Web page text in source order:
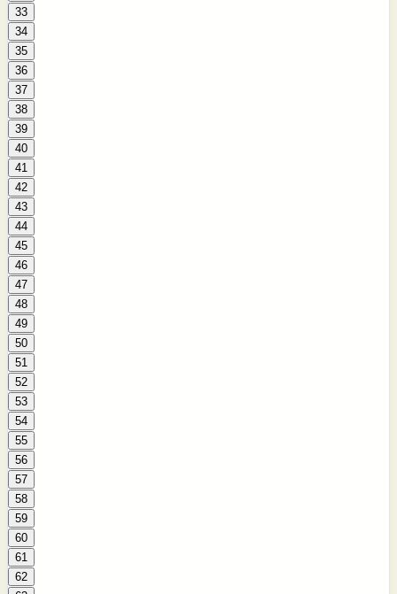
33
34
35
36
37
38
39
40
41
42
43
44
45
46
47
48
49
50
51
52
53
54
55
56
57
58
59
60
61
62